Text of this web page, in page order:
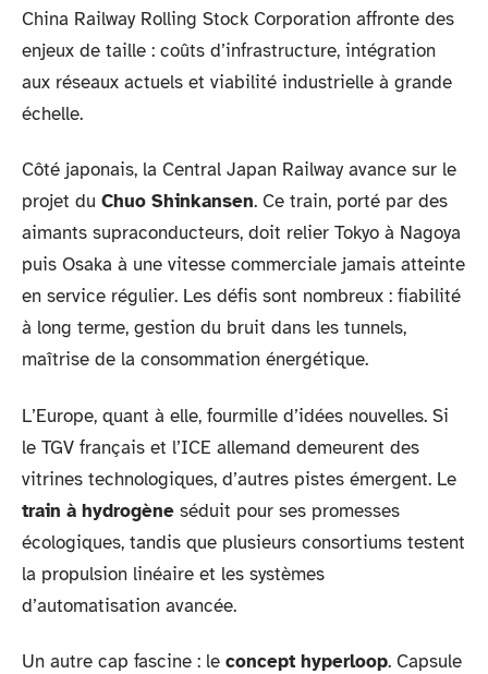
China Railway Rolling Stock Corporation affronte des
enjeux de taille : coûts d’infrastructure, intégration
aux réseaux actuels et viabilité industrielle à grande
échelle.
Côté japonais, la Central Japan Railway avance sur le
projet du Chuo Shinkansen. Ce train, porté par des
aimants supraconducteurs, doit relier Tokyo à Nagoya
puis Osaka à une vitesse commerciale jamais atteinte
en service régulier. Les défis sont nombreux : fiabilité
à long terme, gestion du bruit dans les tunnels,
maîtrise de la consommation énergétique.
L’Europe, quant à elle, fourmille d’idées nouvelles. Si
le TGV français et l’ICE allemand demeurent des
vitrines technologiques, d’autres pistes émergent. Le
train à hydrogène séduit pour ses promesses
écologiques, tandis que plusieurs consortiums testent
la propulsion linéaire et les systèmes
d’automatisation avancée.
Un autre cap fascine : le concept hyperloop. Capsule